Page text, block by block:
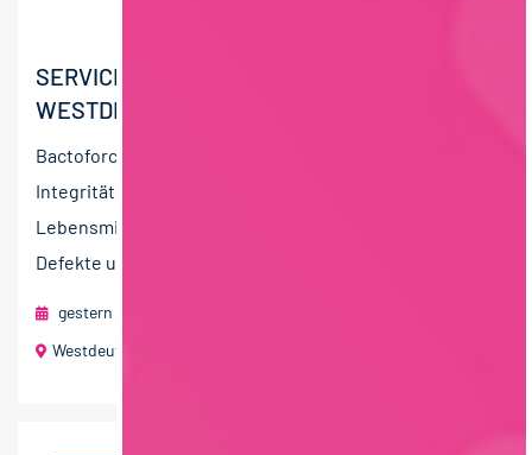
SERVICETECHNIKER:IN
WESTDEUTSCHLAND (M/W/D)
Bactoforce ist der führende Anbieter von
Integritätsprüfungen an Produktionsanlagen in der
Lebensmittelindustrie. Ziel ist es, mechanische
Defekte und...
gestern
Westdeutschland